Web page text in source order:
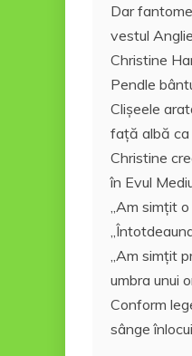
Dar
vestul
Christine
Pendle
Clişeele
față albă ca
Christine
în Evul
„Am simțit
„Am simțit
umbra unui
Conform
sânge